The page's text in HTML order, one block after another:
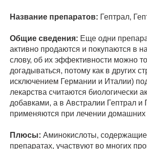
Название препаратов: Гептрал,
Общие сведения: Еще одни
активно продаются и покупаются в
слову, об их эффективности можно
догадываться, потому как в других
исключением Германии и Италии)
лекарства считаются биологически
добавками, а в Австралии Гептрал и
применяются при лечении
Плюсы: Аминокислоты,
препаратах, участвуют во многих